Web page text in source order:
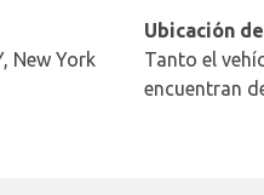
New York
Ubicación
Tanto el
encuentran